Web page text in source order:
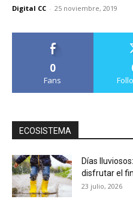
Digital CC - 25 noviembre, 2019
0
Fans
ECOSISTEMA
Días
disfrutar el fin
23 julio, 2026